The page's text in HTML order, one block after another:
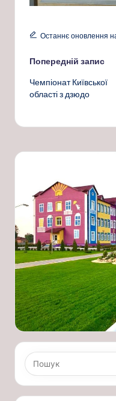
Останнє оновлення
Навігація
по
Попередній запис
Чемпіонат Київської
області з дзюдо